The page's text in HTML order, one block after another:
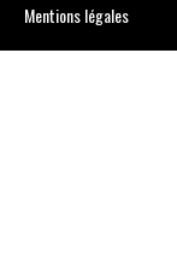
Mentions légales